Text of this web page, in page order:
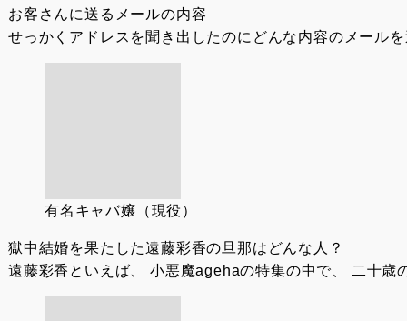
お客さんに送るメールの内容
せっかくアドレスを聞き出したのにどんな内容のメール
有名キャバ嬢（現役）
獄中結婚を果たした遠藤彩香の旦那はどんな人？
遠藤彩香といえば、 小悪魔agehaの特集の中で、 二十